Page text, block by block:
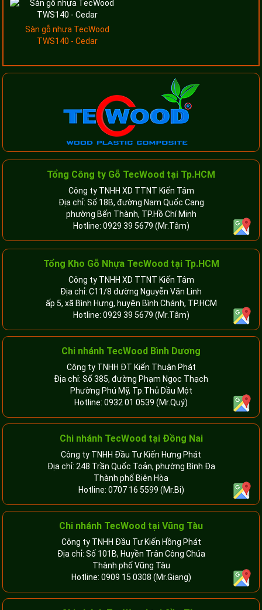
Sàn gỗ nhựa TecWood
TWS140 - Cedar
Tổng Công ty Gỗ TecWood tại Tp.HCM
Công ty TNHH XD TTNT Kiến Tâm
Địa chỉ: Số 18B, đường Nam Quốc Cang
phường Bến Thành, TP.Hồ Chí Minh
Hotline: 0929 39 5679 (Mr.Tâm)
Tổng Kho Gỗ Nhựa TecWood tại Tp.HCM
Công ty TNHH XD TTNT Kiến Tâm
Địa chỉ: C11/8 đường Nguyễn Văn Linh
ấp 5, xã Bình Hưng, huyện Bình Chánh, TP.HCM
Hotline: 0929 39 5679 (Mr.Tâm)
Chi nhánh TecWood Bình Dương
Công ty TNHH ĐT Kiến Thuận Phát
Địa chỉ: Số 385, đường Phạm Ngọc Thạch
Phường Phú Mỹ, Tp.Thủ Dầu Một
Hotline: 0932 01 0539 (Mr.Quý)
Chi nhánh TecWood tại Đồng Nai
Công ty TNHH Đầu Tư Kiến Hưng Phát
Địa chỉ: 248 Trần Quốc Toản, phường Bình Đa
Thành phố Biên Hòa
Hotline: 0707 16 5599 (Mr.Bi)
Chi nhánh TecWood tại Vũng Tàu
Công ty TNHH Đầu Tư Kiến Hồng Phát
Địa chỉ: Số 101B, Huyền Trân Công Chúa
Thành phố Vũng Tàu
Hotline: 0909 15 0308 (Mr.Giang)